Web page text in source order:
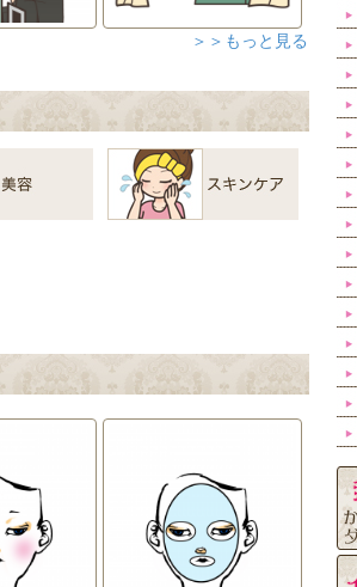
＞＞もっと見る